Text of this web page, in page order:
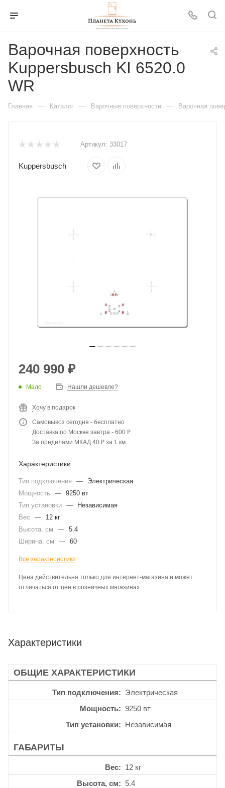
Варочная поверхность
Kuppersbusch KI 6520.0
WR
Главная — Каталог — Варочные поверхности — Варочная
Артикул: 33017
Kuppersbusch
240 990 ₽
Мало Нашли дешевле?
Хочу в подарок
Самовывоз сегодня - бесплатно
Доставка по Москве завтра - 600 ₽
За пределами МКАД 40 ₽ за 1 км.
Характеристики
Тип подключения —
Электрическая
Мощность
— 9250 вт
Тип установки —
Независимая
Вес
—
12 кг
Высота, см
— 5.4
Ширина, см
— 60
Все характеристики
Цена действительна только для интернет-магазина и может
отличаться от цен в розничных магазинах
Характеристики
ОБЩИЕ ХАРАКТЕРИСТИКИ
Тип подключения
Электрическая
Мощность
9250 вт
Тип установки
Независимая
ГАБАРИТЫ
Вес
12 кг
Высота, см
5.4